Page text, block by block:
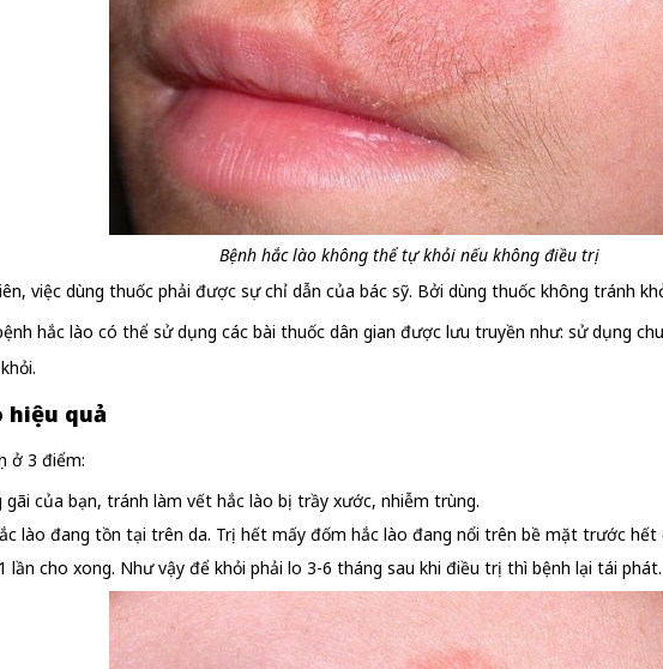
Bệnh hắc lào không thể tự khỏi nếu không điều trị
việc dùng thuốc phải được sự chỉ dẫn của bác sỹ. Bởi dùng thuốc không tránh
hắc lào có thể sử dụng các bài thuốc dân gian được lưu truyền như: sử dụng
hiệu quả
ở 3 điểm:
của bạn, tránh làm vết hắc lào bị trầy xước, nhiễm trùng.
lào đang tồn tại trên da. Trị hết mấy đốm hắc lào đang nổi trên bề mặt trước hết
lần cho xong. Như vậy để khỏi phải lo 3-6 tháng sau khi điều trị thì bệnh lại tái phát.